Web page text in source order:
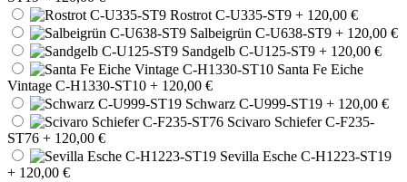
Rostrot C-U335-ST9 + 120,00 €
Salbeigrün C-U638-ST9 + 120,00 €
Sandgelb C-U125-ST9 + 120,00 €
Santa Fe Eiche
Vintage C-H1330-ST10 + 120,00 €
Schwarz C-U999-ST19 + 120,00 €
Scivaro Schiefer C-F235-
ST76 + 120,00 €
Sevilla Esche C-H1223-ST19
+ 120,00 €